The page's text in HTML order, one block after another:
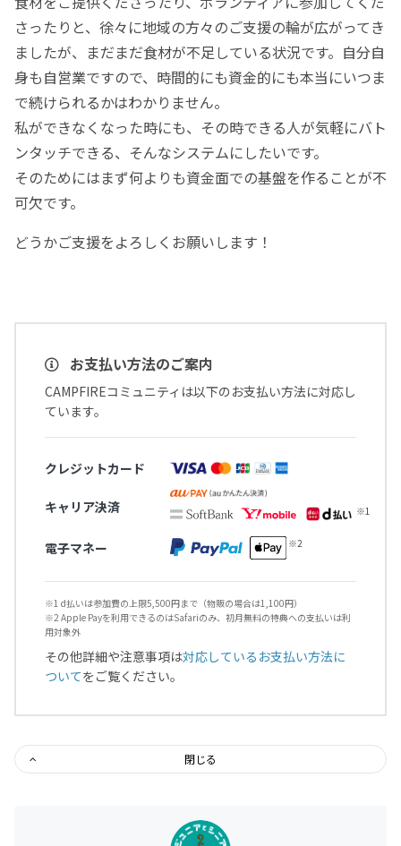
さったりと、徐々に地域の方々のご支援の輪が広がってき
ましたが、まだまだ食材が不足している状況です。自分自
身も自営業ですので、時間的にも資金的にも本当にいつま
で続けられるかはわかりません。
私ができなくなった時にも、その時できる人が気軽にバト
ンタッチできる、そんなシステムにしたいです。
そのためにはまず何よりも資金面での基盤を作ることが不
可欠です。
どうかご支援をよろしくお願いします！
お支払い方法のご案内
CAMPFIREコミュニティは以下のお支払い方法に対応し
ています。
クレジットカード
キャリア決済
電子マネー
※1 d払いは参加費の上限5,500円まで（物販の場合は1,100円）
※2 Apple Payを利用できるのはSafariのみ、初月無料の特典への支払いは利
用対象外
その他詳細や注意事項は対応しているお支払い方法に
ついてをご覧ください。
閉じる